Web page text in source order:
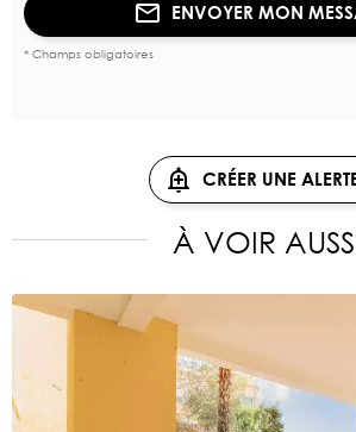
ENVOYER MON
* Champs obligatoires
CRÉER UNE
À VOIR